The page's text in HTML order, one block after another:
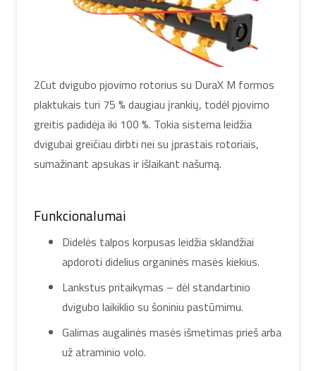
2Cut dvigubo pjovimo rotorius su DuraX M formos
plaktukais turi 75 % daugiau įrankių, todėl pjovimo
greitis padidėja iki 100 %. Tokia sistema leidžia
dvigubai greičiau dirbti nei su įprastais rotoriais,
sumažinant apsukas ir išlaikant našumą.
Funkcionalumai
Didelės talpos korpusas leidžia sklandžiai
apdoroti didelius organinės masės kiekius.
Lankstus pritaikymas – dėl standartinio
dvigubo laikiklio su šoniniu pastūmimu.
Galimas augalinės masės išmetimas prieš arba
už atraminio volo.